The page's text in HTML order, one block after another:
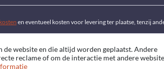
en eventueel kosten voor levering ter plaatse, tenzij
de website en die altijd worden geplaatst. Andere
reclame of om de interactie met andere